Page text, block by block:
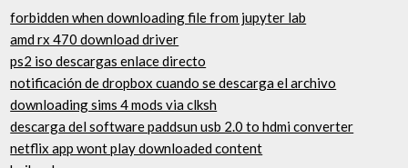
forbidden when downloading file from jupyter lab
amd rx 470 download driver
ps2 iso descargas enlace directo
notificación de dropbox cuando se descarga el archivo
downloading sims 4 mods via clksh
descarga del software paddsun usb 2.0 to hdmi converter
netflix app wont play downloaded content